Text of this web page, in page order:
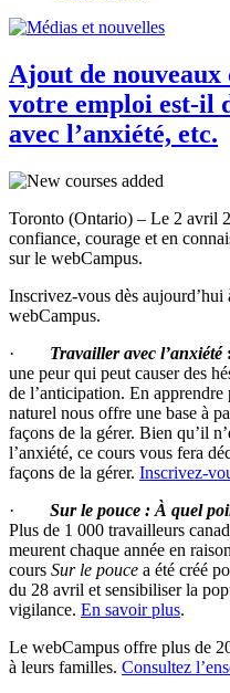
Ajout de
votre emploi est-il
avec l’anxiété, etc.
Toronto (Ontario) – Le 2 avril
confiance, courage et en
sur le webCampus.
Inscrivez-vous dès aujourd’hui
webCampus.
· Travailler avec l’anxiété:
une peur qui peut causer des
de l’anticipation. En apprendre
naturel nous offre une base à
façons de la gérer. Bien qu’il
l’anxiété, ce cours vous fera
façons de la gérer. Inscrivez-
· Sur le pouce : À quel
Plus de 1 000 travailleurs
meurent chaque année en
cours Sur le pouce a été créé
du 28 avril et sensibiliser la
vigilance. En savoir plus.
Le webCampus offre plus de
à leurs familles. Consultez